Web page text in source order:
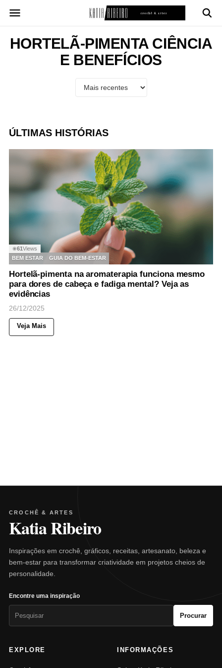
para
conteúdo
HORTELÃ-PIMENTA CIÊNCIA
E BENEFÍCIOS
ÚLTIMAS HISTÓRIAS
◉61Views
BEM ESTAR
GUIA DO BEM-ESTAR
Hortelã-pimenta na aromaterapia funciona mesmo
para dores de cabeça e fadiga mental? Veja as
evidências
26/12/2025
Veja Mais
CROCHÊ & ARTES
Katia Ribeiro
Inspirações em crochê, gráficos, receitas, artesanato, beleza e
bem-estar para transformar criatividade em projetos cheios de
personalidade.
Encontre uma inspiração
Procurar
EXPLORE INFORMAÇÕES